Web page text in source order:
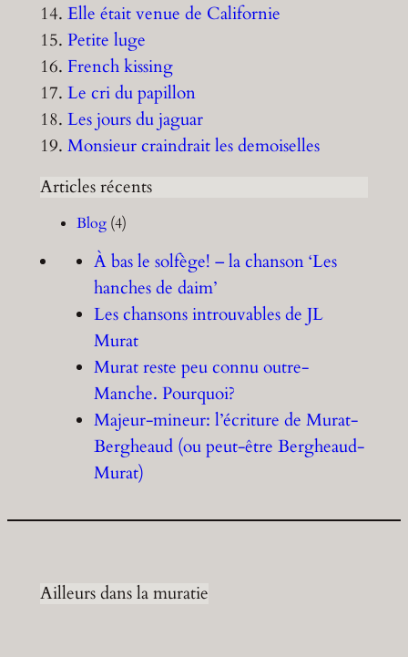
14. Elle était venue de Californie
15. Petite luge
16. French kissing
17. Le cri du papillon
18. Les jours du jaguar
19. Monsieur craindrait les demoiselles
Articles récents
Blog(4)
À bas le solfège! – la chanson ‘Les
hanches de daim’
Les chansons introuvables de JL
Murat
Murat reste peu connu outre-
Manche. Pourquoi?
Majeur-mineur: l’écriture de Murat-
Bergheaud (ou peut-être Bergheaud-
Murat)
Ailleurs dans la muratie